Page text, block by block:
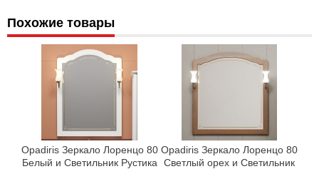
Похожие товары
Opadiris Зеркало Лоренцо 80
Белый и Светильник Рустика
Opadiris Зеркало Лоренцо 80
Светлый орех и Светильник